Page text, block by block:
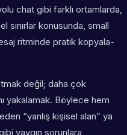
chat gibi farklı ortamlarda,
sınırlar konusunda, small
ritminde pratik kopyala-
değil; daha çok
yakalamak. Böylece hem
“yanlış kişisel alan” ya
yaygın sorunlara